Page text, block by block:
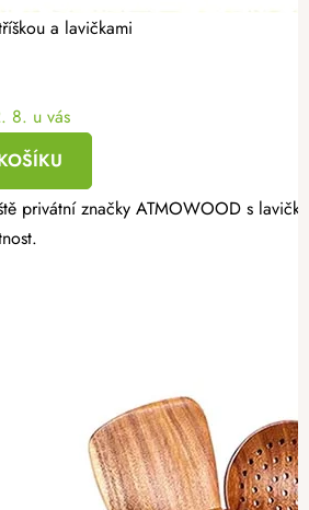
a lavičkami
8. u vás
privátní značky ATMOWOOD s